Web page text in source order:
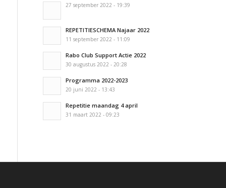
27 september 2022 - 19:39
REPETITIESCHEMA Najaar 2022
11 september 2022 - 11:09
Rabo Club Support Actie 2022
30 augustus 2022 - 20:28
Programma 2022-2023
20 juni 2022 - 13:43
Repetitie maandag 4 april
31 maart 2022 - 09:23